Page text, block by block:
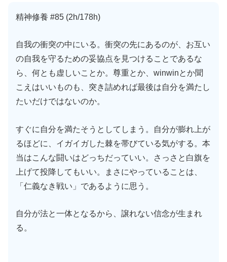
精神修養 #85 (2h/178h)
自我の衝突の中にいる。衝突の先にあるのが、お互い
の自我を守るための妥協点を見つけることであるな
ら、何とも虚しいことか。尊重とか、winwinとか聞
こえはいいものも、突き詰めれば最後は自分を満たし
たいだけではないのか。
すぐに自分を満たそうとしてしまう。自分が膨れ上が
るほどに、イガイガした棘を帯びている気がする。本
当はこんな闘いはどっちだっていい。さっさと白旗を
上げて投降してもいい。まさにやっていることは、
「仁義なき戦い」であるように思う。
自分が法と一体となるから、譲れない信念が生まれ
る。